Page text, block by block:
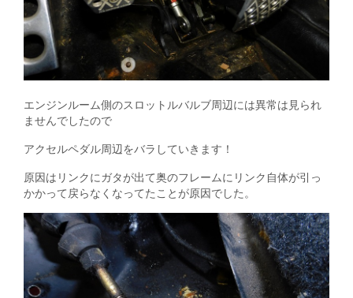
エンジンルーム側のスロットルバルブ周辺には異常は見られ
ませんでしたので
アクセルペダル周辺をバラしていきます！
原因はリンクにガタが出て奥のフレームにリンク自体が引っ
かかって戻らなくなってたことが原因でした。